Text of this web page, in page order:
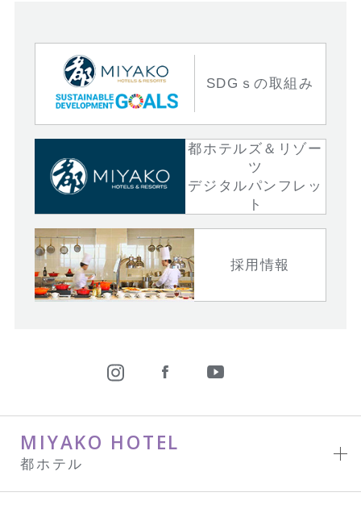
SDGｓの取組み
都ホテルズ＆リゾー
ツ
デジタルパンフレッ
ト
採用情報
MIYAKO HOTEL
都ホテル